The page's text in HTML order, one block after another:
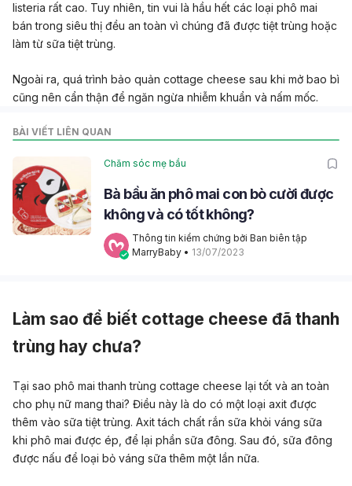
listeria rất cao. Tuy nhiên, tin vui là hầu hết các loại phô mai
bán trong siêu thị đều an toàn vì chúng đã được tiệt trùng hoặc
làm từ sữa tiệt trùng.
Ngoài ra, quá trình bảo quản cottage cheese sau khi mở bao bì
cũng nên cẩn thận để ngăn ngừa nhiễm khuẩn và nấm mốc.
BÀI VIẾT LIÊN QUAN
Chăm sóc mẹ bầu
Bà bầu ăn phô mai con bò cười được
không và có tốt không?
Thông tin kiểm chứng bởi Ban biên tập
MarryBaby • 13/07/2023
Làm sao để biết cottage cheese đã thanh
trùng hay chưa?
Tại sao phô mai thanh trùng cottage cheese lại tốt và an toàn
cho phụ nữ mang thai? Điều này là do có một loại axit được
thêm vào sữa tiệt trùng. Axit tách chất rắn sữa khỏi váng sữa
khi phô mai được ép, để lại phần sữa đông. Sau đó, sữa đông
được nấu để loại bỏ váng sữa thêm một lần nữa.